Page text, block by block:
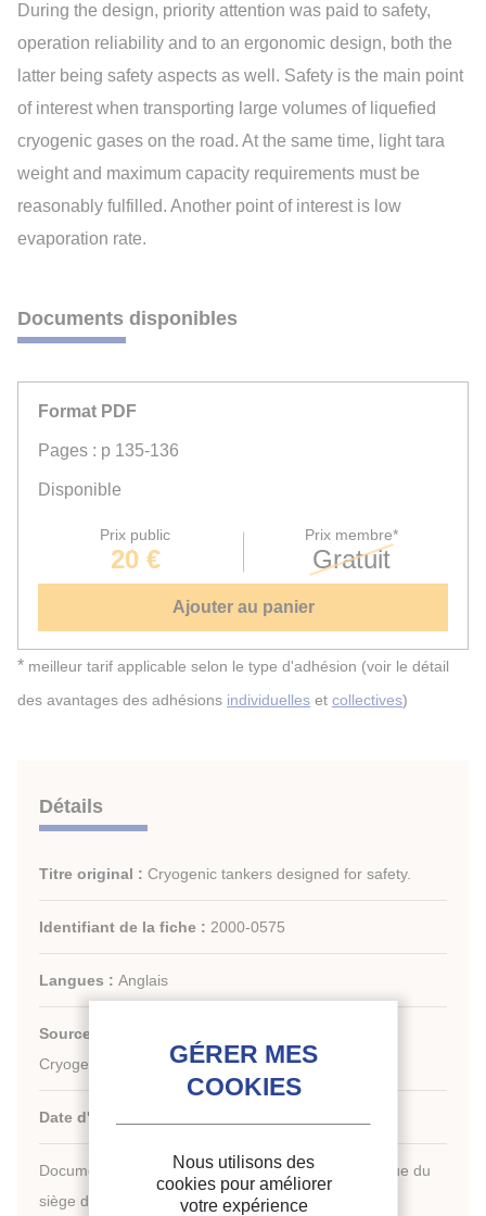
During the design, priority attention was paid to safety,
operation reliability and to an ergonomic design, both the
latter being safety aspects as well. Safety is the main point
of interest when transporting large volumes of liquefied
cryogenic gases on the road. At the same time, light tara
weight and maximum capacity requirements must be
reasonably fulfilled. Another point of interest is low
evaporation rate.
Documents disponibles
Format PDF
Pages : p 135-136
Disponible
Prix public
20 €
Prix membre*
Gratuit
Ajouter au panier
* meilleur tarif applicable selon le type d'adhésion (voir le détail
des avantages des adhésions individuelles et collectives)
Détails
Titre original : Cryogenic tankers designed for safety.
Identifiant de la fiche : 2000-0575
Langues : Anglais
Source :
Cryogenics Conference.
Date d'édition :
Document disponible en consultation à la bibliothèque du
siège de l'IIF uniquement.
Nous utilisons des
cookies pour améliorer
votre expérience